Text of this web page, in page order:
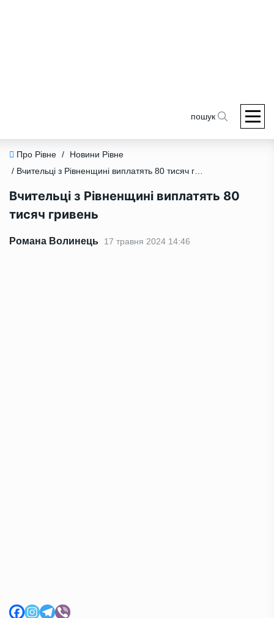
пошук
Про Рівне /
Новини Рівне
/ Вчительці з Рівненщині виплатять 80 тисяч гривень
Вчительці з Рівненщині виплатять 80
тисяч гривень
Романа Волинець 17 травня 2024 14:46